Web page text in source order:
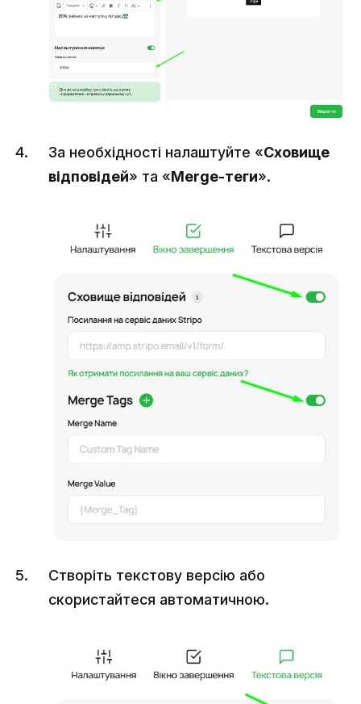
За необхідності налаштуйте «Сховище
відповідей» та «Merge-теги».
Створіть текстову версію або
скористайтеся автоматичною.